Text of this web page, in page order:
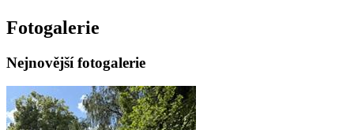
Fotogalerie
Nejnovější fotogalerie